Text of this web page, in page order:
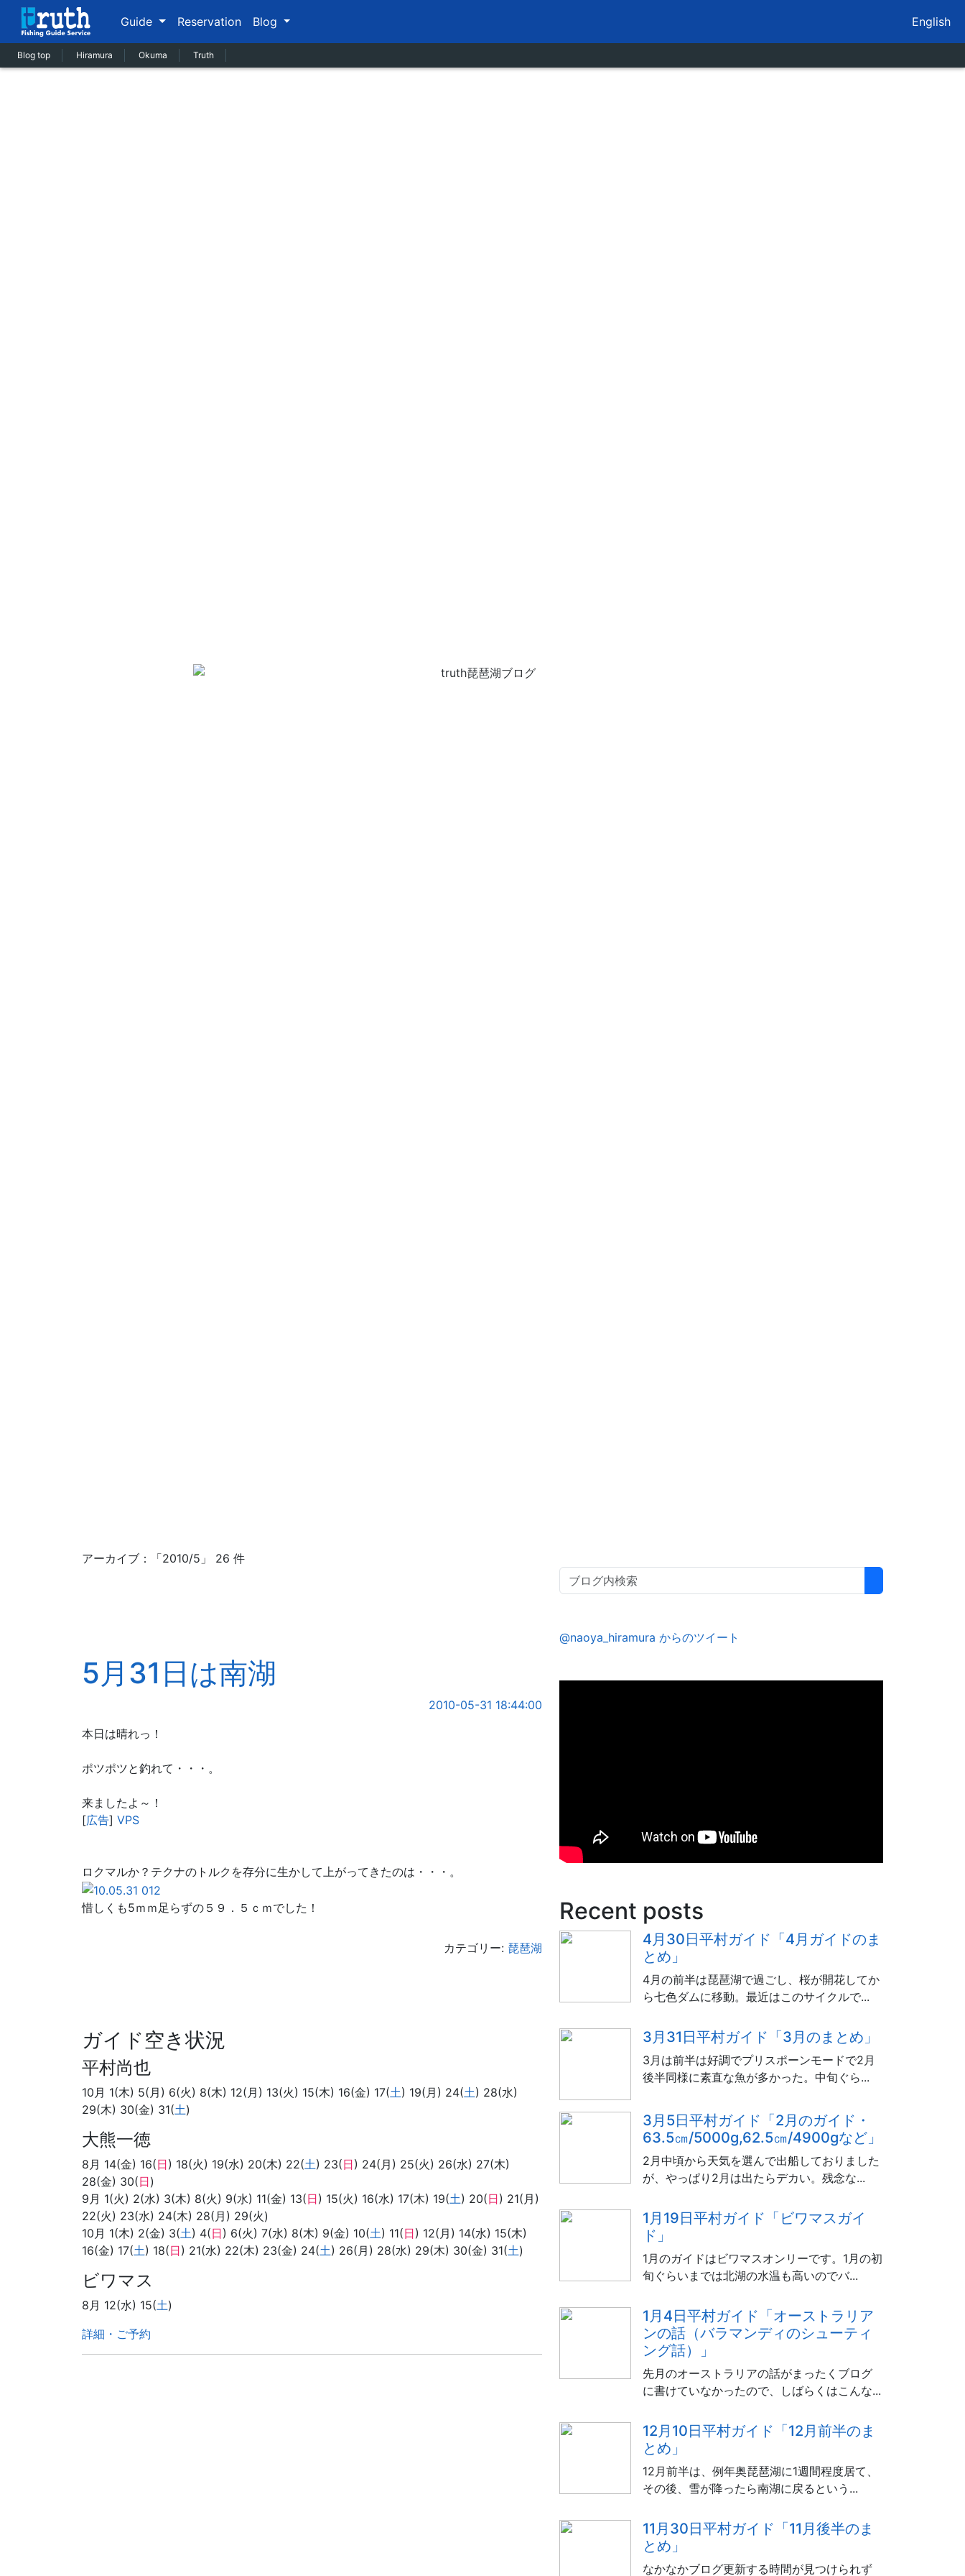
Guide Reservation Blog English
Blog top Hiramura Okuma Truth
アーカイブ：「2010/5」 26 件
5月31日は南湖
2010-05-31 18:44:00
本日は晴れっ！
ポツポツと釣れて・・・。
来ましたよ～！
[広告] VPS
ロクマルか？テクナのトルクを存分に生かして上がってきたのは・・・。
惜しくも5ｍｍ足らずの５９．５ｃｍでした！
カテゴリー: 琵琶湖
ガイド空き状況
平村尚也
10月 1(木) 5(月) 6(火) 8(木) 12(月) 13(火) 15(木) 16(金) 17(土) 19(月) 24(土) 28(水)
29(木) 30(金) 31(土)
大熊一徳
8月 14(金) 16(日) 18(火) 19(水) 20(木) 22(土) 23(日) 24(月) 25(火) 26(水) 27(木)
28(金) 30(日)
9月 1(火) 2(水) 3(木) 8(火) 9(水) 11(金) 13(日) 15(火) 16(水) 17(木) 19(土) 20(日) 21(月)
22(火) 23(水) 24(木) 28(月) 29(火)
10月 1(木) 2(金) 3(土) 4(日) 6(火) 7(水) 8(木) 9(金) 10(土) 11(日) 12(月) 14(水) 15(木)
16(金) 17(土) 18(日) 21(水) 22(木) 23(金) 24(土) 26(月) 28(水) 29(木) 30(金) 31(土)
ビワマス
8月 12(水) 15(土)
詳細・ご予約
@naoya_hiramura からのツイート
Recent posts
4月30日平村ガイド「4月ガイドのま
とめ」
4月の前半は琵琶湖で過ごし、桜が開花してか
ら七色ダムに移動。最近はこのサイクルで...
3月31日平村ガイド「3月のまとめ」
3月は前半は好調でプリスポーンモードで2月
後半同様に素直な魚が多かった。中旬ぐら...
3月5日平村ガイド「2月のガイド・
63.5㎝/5000g,62.5㎝/4900gなど」
2月中頃から天気を選んで出船しておりました
が、やっぱり2月は出たらデカい。残念な...
1月19日平村ガイド「ビワマスガイ
ド」
1月のガイドはビワマスオンリーです。1月の初
旬ぐらいまでは北湖の水温も高いのでバ...
1月4日平村ガイド「オーストラリア
ンの話（バラマンディのシューティ
ング話）」
先月のオーストラリアの話がまったくブログ
に書けていなかったので、しばらくはこんな...
12月10日平村ガイド「12月前半のま
とめ」
12月前半は、例年奥琵琶湖に1週間程度居て、
その後、雪が降ったら南湖に戻るという...
11月30日平村ガイド「11月後半のま
とめ」
なかなかブログ更新する時間が見つけられず